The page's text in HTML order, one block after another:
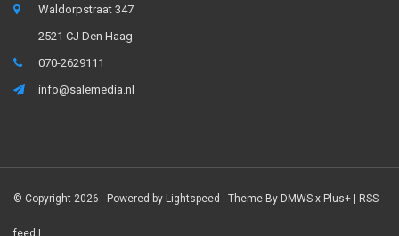
Waldorpstraat 347
2521 CJ Den Haag
070-2629111
info@salemedia.nl
© Copyright 2026 - Powered by Lightspeed - Theme By DMWS x Plus+ | RSS-
feed |